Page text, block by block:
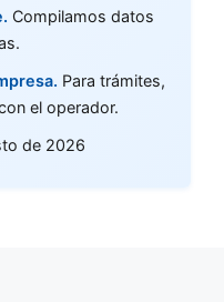
Compilamos datos
Para trámites,
el operador.
de 2026